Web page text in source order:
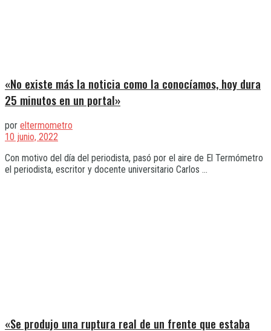
«No existe más la noticia como la conocíamos, hoy dura
25 minutos en un portal»
por eltermometro
10 junio, 2022
Con motivo del día del periodista, pasó por el aire de El Termómetro
el periodista, escritor y docente universitario Carlos ...
«Se produjo una ruptura real de un frente que estaba